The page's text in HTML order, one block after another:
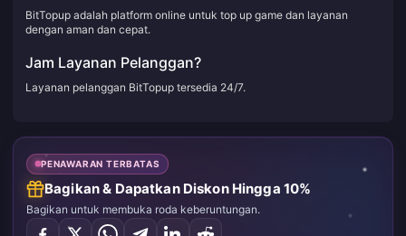
BitTopup adalah platform online untuk top up game dan layanan
dengan aman dan cepat.
Jam Layanan Pelanggan?
Layanan pelanggan BitTopup tersedia 24/7.
PENAWARAN TERBATAS
Bagikan & Dapatkan Diskon Hingga 10%
Bagikan untuk membuka roda keberuntungan.